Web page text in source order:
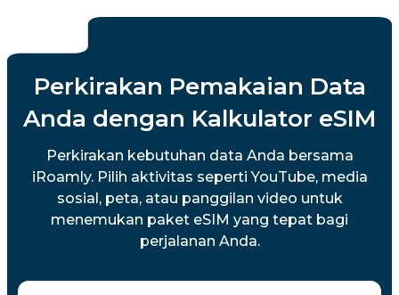
Perkirakan Pemakaian Data
Anda dengan Kalkulator eSIM
Perkirakan kebutuhan data Anda bersama
iRoamly. Pilih aktivitas seperti YouTube, media
sosial, peta, atau panggilan video untuk
menemukan paket eSIM yang tepat bagi
perjalanan Anda.